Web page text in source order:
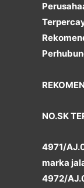
NO.SK
4971/
marka
4972/